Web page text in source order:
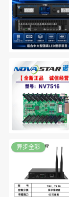
异步全彩